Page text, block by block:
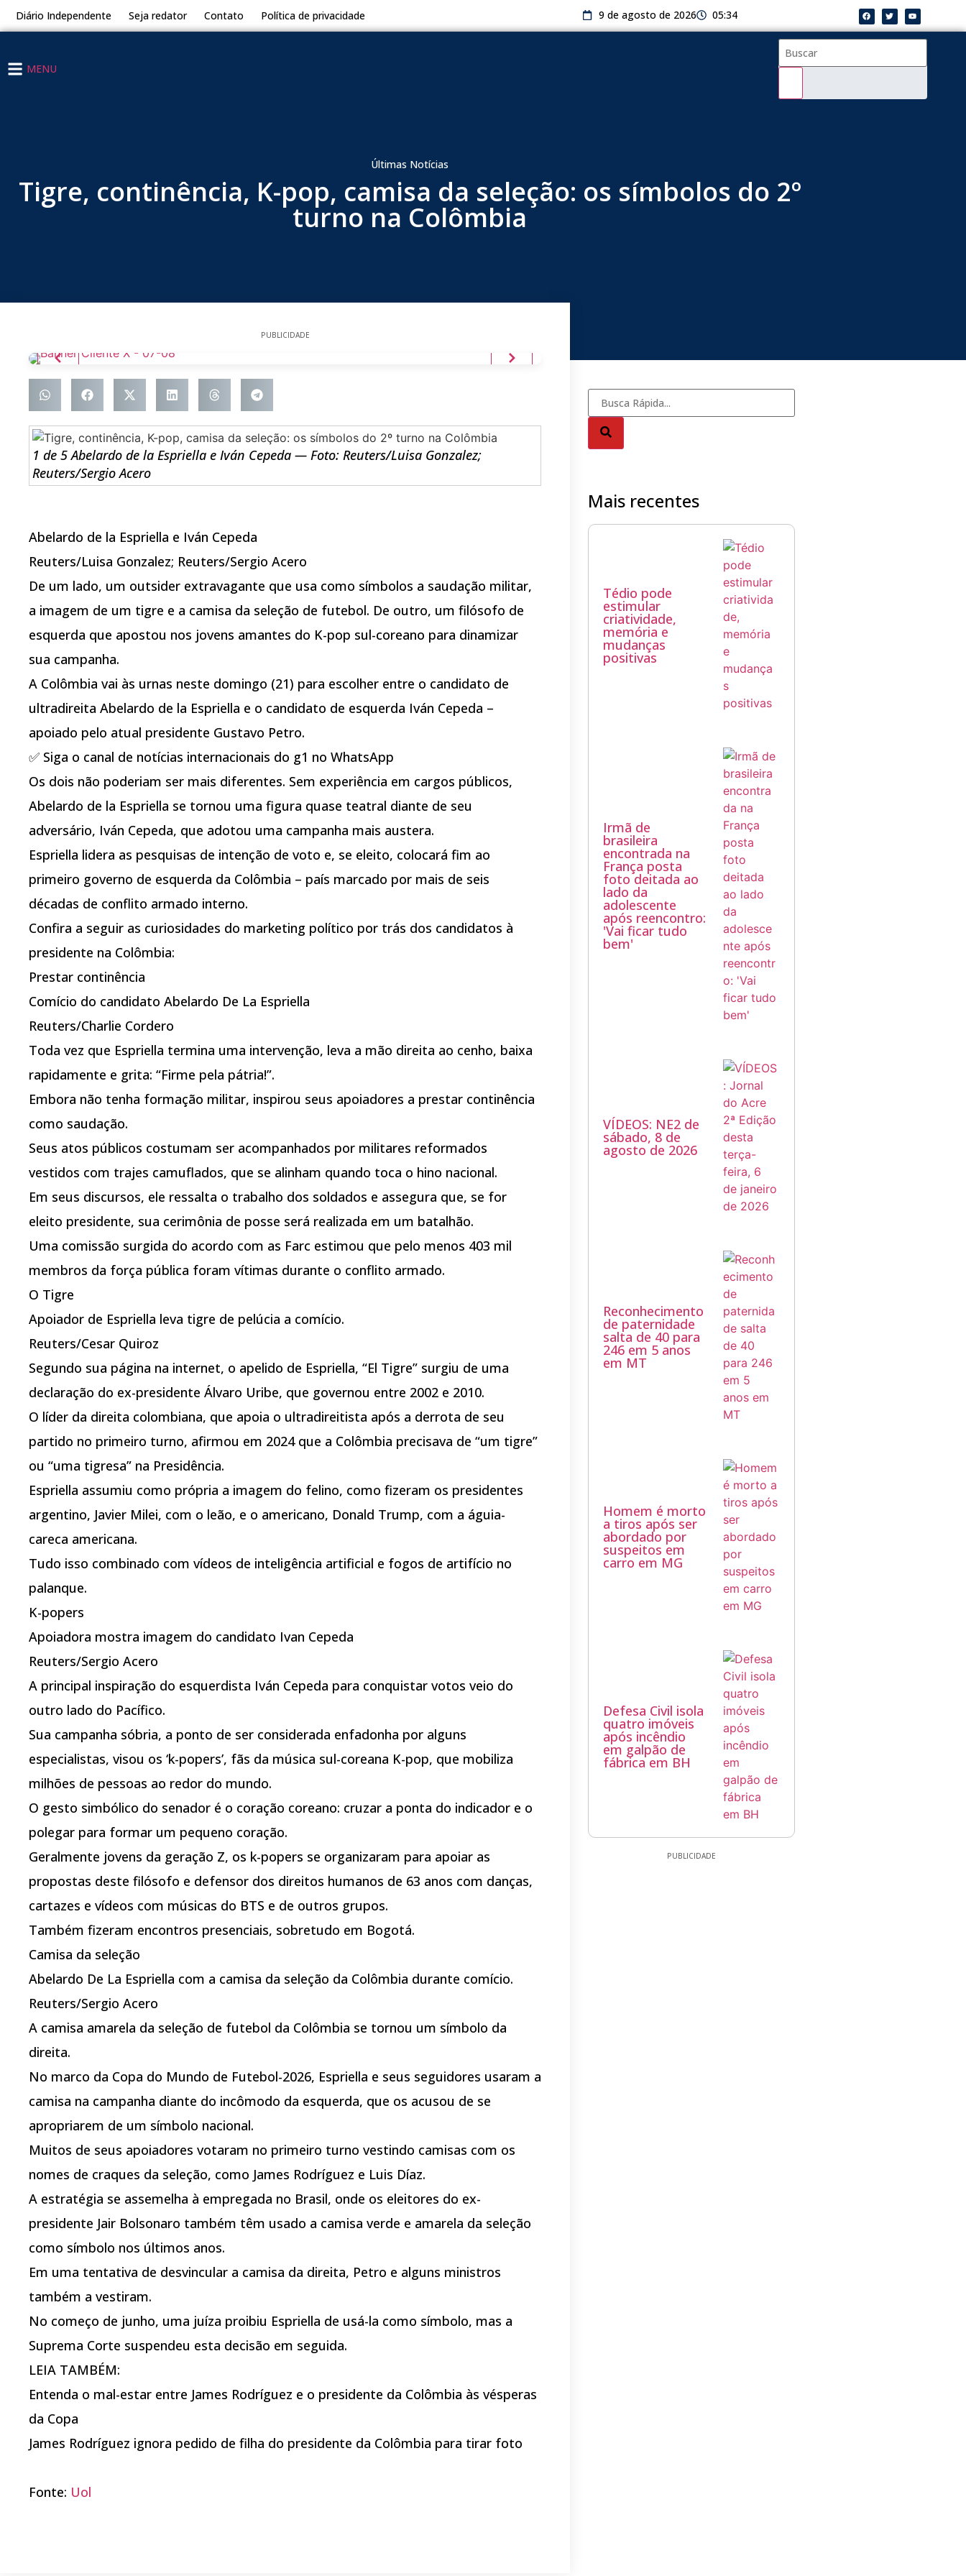
Diário Independente Seja redator Contato Política de privacidade 9 de agosto de 2026 05:34
MENU
Últimas Notícias
Tigre, continência, K-pop, camisa da seleção: os símbolos do 2º
turno na Colômbia
PUBLICIDADE
1 de 5 Abelardo de la Espriella e Iván Cepeda — Foto: Reuters/Luisa Gonzalez;
Reuters/Sergio Acero
Abelardo de la Espriella e Iván Cepeda
Reuters/Luisa Gonzalez; Reuters/Sergio Acero
De um lado, um outsider extravagante que usa como símbolos a saudação militar,
a imagem de um tigre e a camisa da seleção de futebol. De outro, um filósofo de
esquerda que apostou nos jovens amantes do K-pop sul-coreano para dinamizar
sua campanha.
A Colômbia vai às urnas neste domingo (21) para escolher entre o candidato de
ultradireita Abelardo de la Espriella e o candidato de esquerda Iván Cepeda –
apoiado pelo atual presidente Gustavo Petro.
✅ Siga o canal de notícias internacionais do g1 no WhatsApp
Os dois não poderiam ser mais diferentes. Sem experiência em cargos públicos,
Abelardo de la Espriella se tornou uma figura quase teatral diante de seu
adversário, Iván Cepeda, que adotou uma campanha mais austera.
Espriella lidera as pesquisas de intenção de voto e, se eleito, colocará fim ao
primeiro governo de esquerda da Colômbia – país marcado por mais de seis
décadas de conflito armado interno.
Confira a seguir as curiosidades do marketing político por trás dos candidatos à
presidente na Colômbia:
Prestar continência
Comício do candidato Abelardo De La Espriella
Reuters/Charlie Cordero
Toda vez que Espriella termina uma intervenção, leva a mão direita ao cenho, baixa
rapidamente e grita: “Firme pela pátria!”.
Embora não tenha formação militar, inspirou seus apoiadores a prestar continência
como saudação.
Seus atos públicos costumam ser acompanhados por militares reformados
vestidos com trajes camuflados, que se alinham quando toca o hino nacional.
Em seus discursos, ele ressalta o trabalho dos soldados e assegura que, se for
eleito presidente, sua cerimônia de posse será realizada em um batalhão.
Uma comissão surgida do acordo com as Farc estimou que pelo menos 403 mil
membros da força pública foram vítimas durante o conflito armado.
O Tigre
Apoiador de Espriella leva tigre de pelúcia a comício.
Reuters/Cesar Quiroz
Segundo sua página na internet, o apelido de Espriella, “El Tigre” surgiu de uma
declaração do ex-presidente Álvaro Uribe, que governou entre 2002 e 2010.
O líder da direita colombiana, que apoia o ultradireitista após a derrota de seu
partido no primeiro turno, afirmou em 2024 que a Colômbia precisava de “um tigre”
ou “uma tigresa” na Presidência.
Espriella assumiu como própria a imagem do felino, como fizeram os presidentes
argentino, Javier Milei, com o leão, e o americano, Donald Trump, com a águia-
careca americana.
Tudo isso combinado com vídeos de inteligência artificial e fogos de artifício no
palanque.
K-popers
Apoiadora mostra imagem do candidato Ivan Cepeda
Reuters/Sergio Acero
A principal inspiração do esquerdista Iván Cepeda para conquistar votos veio do
outro lado do Pacífico.
Sua campanha sóbria, a ponto de ser considerada enfadonha por alguns
especialistas, visou os ‘k-popers’, fãs da música sul-coreana K-pop, que mobiliza
milhões de pessoas ao redor do mundo.
O gesto simbólico do senador é o coração coreano: cruzar a ponta do indicador e o
polegar para formar um pequeno coração.
Geralmente jovens da geração Z, os k-popers se organizaram para apoiar as
propostas deste filósofo e defensor dos direitos humanos de 63 anos com danças,
cartazes e vídeos com músicas do BTS e de outros grupos.
Também fizeram encontros presenciais, sobretudo em Bogotá.
Camisa da seleção
Abelardo De La Espriella com a camisa da seleção da Colômbia durante comício.
Reuters/Sergio Acero
A camisa amarela da seleção de futebol da Colômbia se tornou um símbolo da
direita.
No marco da Copa do Mundo de Futebol-2026, Espriella e seus seguidores usaram a
camisa na campanha diante do incômodo da esquerda, que os acusou de se
apropriarem de um símbolo nacional.
Muitos de seus apoiadores votaram no primeiro turno vestindo camisas com os
nomes de craques da seleção, como James Rodríguez e Luis Díaz.
A estratégia se assemelha à empregada no Brasil, onde os eleitores do ex-
presidente Jair Bolsonaro também têm usado a camisa verde e amarela da seleção
como símbolo nos últimos anos.
Em uma tentativa de desvincular a camisa da direita, Petro e alguns ministros
também a vestiram.
No começo de junho, uma juíza proibiu Espriella de usá-la como símbolo, mas a
Suprema Corte suspendeu esta decisão em seguida.
LEIA TAMBÉM:
Entenda o mal-estar entre James Rodríguez e o presidente da Colômbia às vésperas
da Copa
James Rodríguez ignora pedido de filha do presidente da Colômbia para tirar foto
Fonte: Uol
Mais recentes
Tédio pode
estimular
criatividade,
memória e
mudanças
positivas
Irmã de
brasileira
encontrada na
França posta
foto deitada ao
lado da
adolescente
após reencontro:
'Vai ficar tudo
bem'
VÍDEOS: NE2 de
sábado, 8 de
agosto de 2026
Reconhecimento
de paternidade
salta de 40 para
246 em 5 anos
em MT
Homem é morto
a tiros após ser
abordado por
suspeitos em
carro em MG
Defesa Civil isola
quatro imóveis
após incêndio
em galpão de
fábrica em BH
PUBLICIDADE